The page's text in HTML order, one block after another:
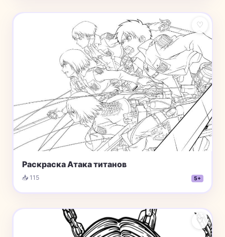
♡
Раскраска Атака титанов
📥 115 5+
♡